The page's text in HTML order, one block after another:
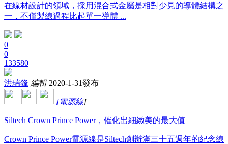
在線材設計的領域，採用混合式金屬是相對少見的導體結構之
一，不僅製線過程比起單一導體 ...
0
0
133580
洪瑞鋒 編輯 2020-1-31發布
[電源線]
Siltech Crown Prince Power，催化出細緻美的最大值
Crown Prince Power電源線是Siltech創辦滿三十五週年的紀念線